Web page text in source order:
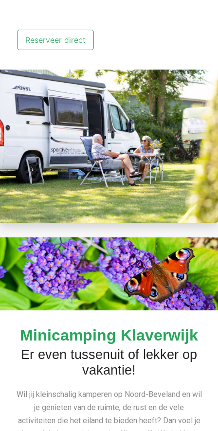
Reserveer direct
Minicamping Klaverwijk
Er even tussenuit of lekker op
vakantie!
Wil jij kleinschalig kamperen op Noord-Beveland en wil
je genieten van de ruimte, de rust en de vele
activiteiten die het eiland te bieden heeft? Dan voel je